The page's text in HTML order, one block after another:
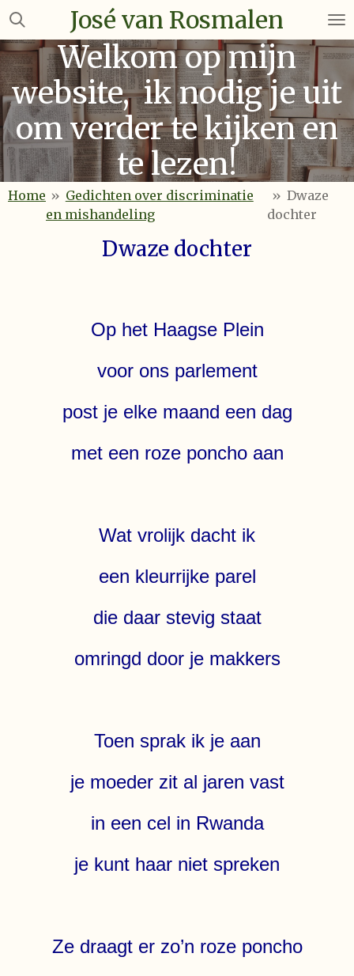
Ga
naar
de
hoofdinhoud
José van Rosmalen
Welkom op mijn
website, ik nodig je uit
om verder te kijken en
te lezen!
Home » Gedichten over discriminatie
en mishandeling
» Dwaze
dochter
Dwaze dochter
Op het Haagse Plein
voor ons parlement
post je elke maand een dag
met een roze poncho aan
Wat vrolijk dacht ik
een kleurrijke parel
die daar stevig staat
omringd door je makkers
Toen sprak ik je aan
je moeder zit al jaren vast
in een cel in Rwanda
je kunt haar niet spreken
Ze draagt er zo’n roze poncho